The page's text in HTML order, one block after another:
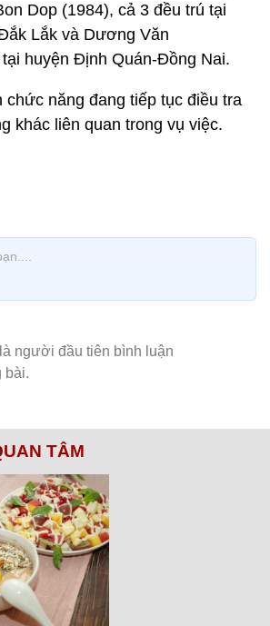
Dop (1984), cả 3 đều trú tại
Lắk và Dương Văn
huyện Định Quán-Đồng Nai.
chức năng đang tiếp tục điều tra
khác liên quan trong vụ việc.
TÂM